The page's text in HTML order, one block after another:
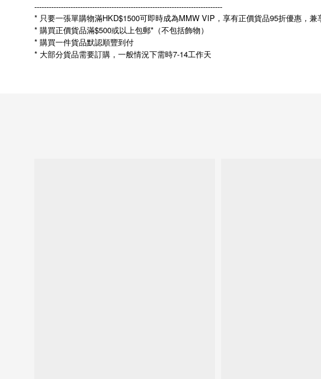
------------------------------------------------------------------------------
* 只要一張單購物滿HKD$1500可即時成為MMW VIP，享有正價貨品95折優惠，兼
* 購買正價貨品滿$500或以上包郵*（不包括飾物）
* 購買一件貨品默認順豐到付
* 大部分貨品需要訂購，一般情況下需時7-14工作天